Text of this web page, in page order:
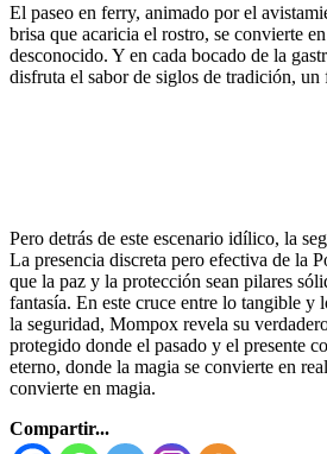
El paseo en ferry, animado por el
brisa que acaricia el rostro, se convierte
desconocido. Y en cada bocado de la
disfruta el sabor de siglos de tradición, un
Pero detrás de este escenario idílico, la
La presencia discreta pero efectiva de la
que la paz y la protección sean pilares
fantasía. En este cruce entre lo tangible y
la seguridad, Mompox revela su
protegido donde el pasado y el presente
eterno, donde la magia se convierte en
convierte en magia.
Compartir...